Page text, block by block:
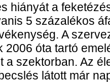
hiányát a
5 százalékos
A
2006 óta tartó
a szektorban. Az
látott már